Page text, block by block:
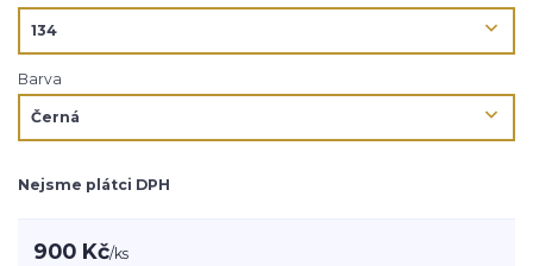
Barva
Nejsme plátci DPH
900 Kč/ks